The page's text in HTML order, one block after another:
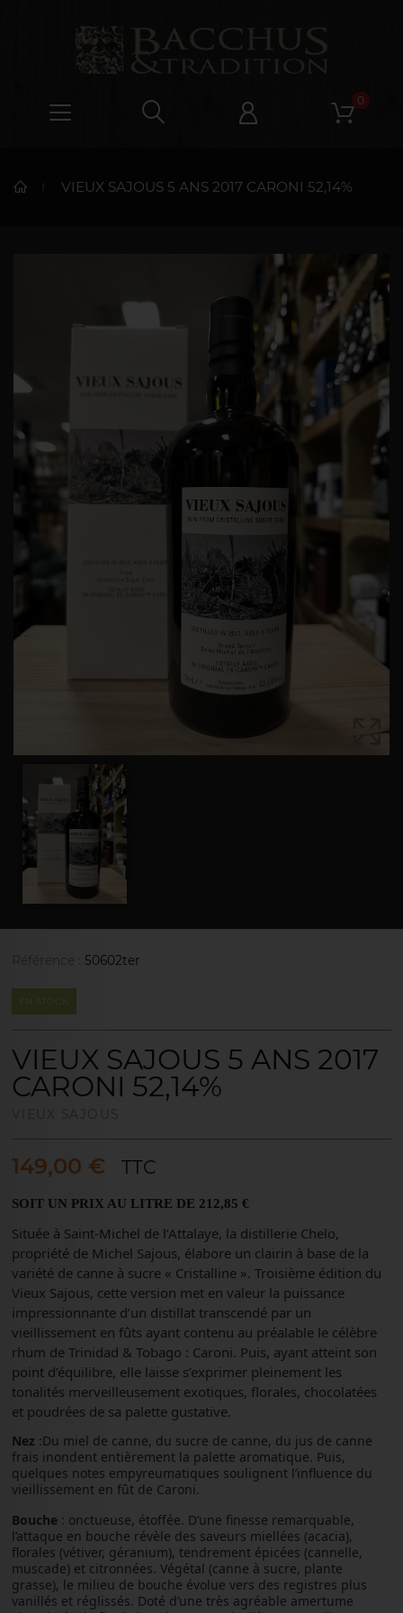
0
VIEUX SAJOUS 5 ANS 2017 CARONI 52,14%
50602ter
EN STOCK
VIEUX SAJOUS 5 ANS 2017
CARONI 52,14%
149,00 € TTC
SOIT UN PRIX AU LITRE DE 212,85 €
Située à Saint-Michel de l’Attalaye, la distillerie Chelo,
propriété de Michel Sajous, élabore un clairin à base de la
variété de canne à sucre « Cristalline ». Troisième édition du
Vieux Sajous, cette version met en valeur la puissance
impressionnante d’un distillat transcendé par un
vieillissement en fûts ayant contenu au préalable le célèbre
rhum de Trinidad & Tobago : Caroni. Puis, ayant atteint son
point d’équilibre, elle laisse s’exprimer pleinement les
tonalités merveilleusement exotiques, florales, chocolatées
et poudrées de sa palette gustative.
Nez :Du miel de canne, du sucre de canne, du jus de canne
frais inondent entièrement la palette aromatique. Puis,
quelques notes empyreumatiques soulignent l’influence du
vieillissement en fût de Caroni.
Bouche: onctueuse, étoffée. D’une finesse remarquable,
l’attaque en bouche révèle des saveurs miellées (acacia),
florales (vétiver, géranium), tendrement épicées (cannelle,
muscade) et citronnées. Végétal (canne à sucre, plante
grasse), le milieu de bouche évolue vers des registres plus
vanillés et réglissés. Doté d’une très agréable amertume